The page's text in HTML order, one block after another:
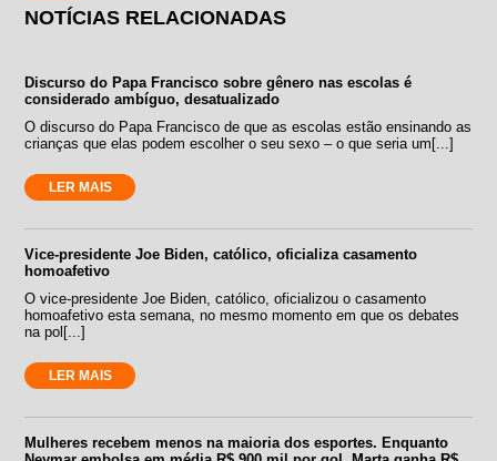
NOTÍCIAS RELACIONADAS
Discurso do Papa Francisco sobre gênero nas escolas é
considerado ambíguo, desatualizado
O discurso do Papa Francisco de que as escolas estão ensinando as
crianças que elas podem escolher o seu sexo – o que seria um[...]
LER MAIS
Vice-presidente Joe Biden, católico, oficializa casamento
homoafetivo
O vice-presidente Joe Biden, católico, oficializou o casamento
homoafetivo esta semana, no mesmo momento em que os debates
na pol[...]
LER MAIS
Mulheres recebem menos na maioria dos esportes. Enquanto